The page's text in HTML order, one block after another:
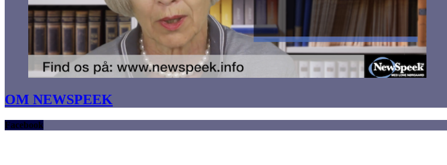
OM NEWSPEEK
Facebook